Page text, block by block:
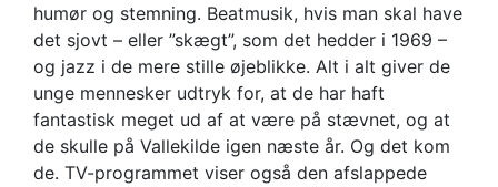
humør og stemning. Beatmusik, hvis man skal have
det sjovt – eller ”skægt”, som det hedder i 1969 –
og jazz i de mere stille øjeblikke. Alt i alt giver de
unge mennesker udtryk for, at de har haft
fantastisk meget ud af at være på stævnet, og at
de skulle på Vallekilde igen næste år. Og det kom
de. TV-programmet viser også den afslappede